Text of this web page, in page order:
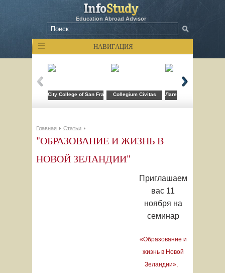
Education Abroad Advisor
НАВИГАЦИЯ
City College of San FranciscoCollegium Civitas Лагерь компьютерных
Главная Статьи
"ОБРАЗОВАНИЕ И ЖИЗНЬ В
НОВОЙ ЗЕЛАНДИИ"
Приглашаем
вас 11
ноября на
семинар
«Образование и
жизнь в Новой
Зеландии»,